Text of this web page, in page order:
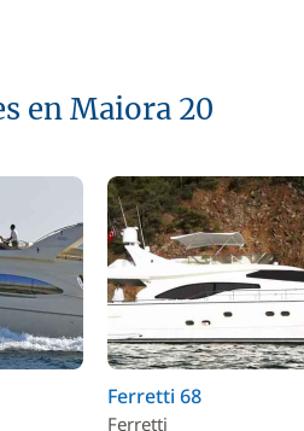
en Maiora 20
Ferretti 68
Ferretti